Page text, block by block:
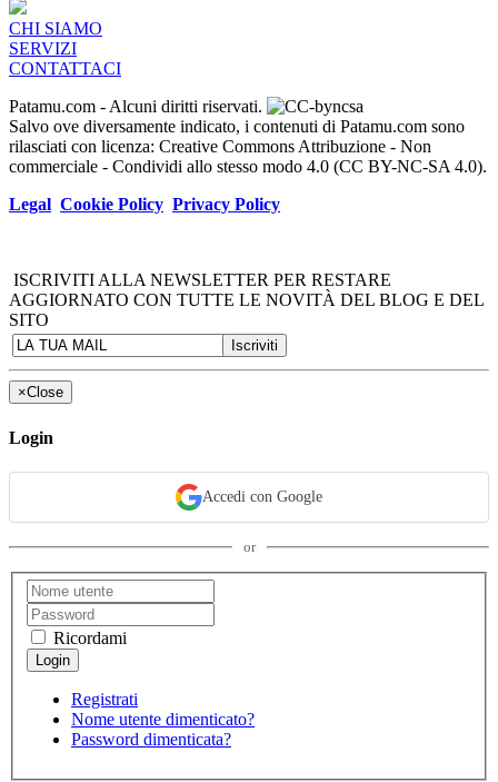
CHI SIAMO
SERVIZI
CONTATTACI
Patamu.com - Alcuni diritti riservati.
Salvo ove diversamente indicato, i contenuti di Patamu.com sono
rilasciati con licenza: Creative Commons Attribuzione - Non
commerciale - Condividi allo stesso modo 4.0 (CC BY-NC-SA 4.0).
Legal Cookie Policy Privacy Policy
ISCRIVITI ALLA NEWSLETTER PER RESTARE
AGGIORNATO CON TUTTE LE NOVITÀ DEL BLOG E DEL
SITO
×Close
Login
Accedi con Google
or
Ricordami
Registrati
Nome utente dimenticato?
Password dimenticata?